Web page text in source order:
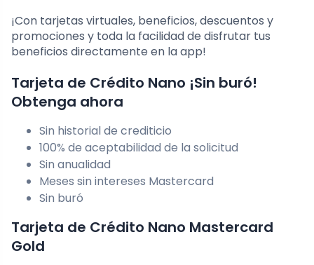
¡Con tarjetas virtuales, beneficios, descuentos y
promociones y toda la facilidad de disfrutar tus
beneficios directamente en la app!
Tarjeta de Crédito Nano ¡Sin buró!
Obtenga ahora
Sin historial de crediticio
100% de aceptabilidad de la solicitud
Sin anualidad
Meses sin intereses Mastercard
Sin buró
Tarjeta de Crédito Nano Mastercard
Gold